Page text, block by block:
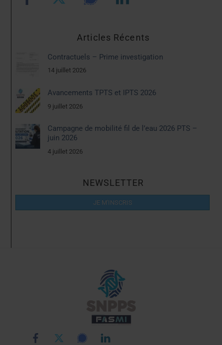
Articles Récents
Contractuels – Prime investigation
14 juillet 2026
Avancements TPTS et IPTS 2026
9 juillet 2026
Campagne de mobilité fil de l’eau 2026 PTS –
juin 2026
4 juillet 2026
NEWSLETTER
JE M'INSCRIS
Back
To
Top